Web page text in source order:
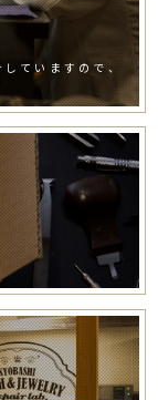
ていますので、